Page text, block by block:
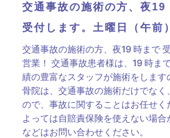
交通事故の施術の方、夜19
受付します。土曜日（午前
交通事故の施術の方、夜19 時まで
営業！ 交通事故患者様は、19 時ま
績の豊富なスタッフが施術をしま
骨院は、交通事故の施術だけでな
ので、事故に関することはお任せ
よっては自賠責保険を使えない場
などはお問い合わせください。